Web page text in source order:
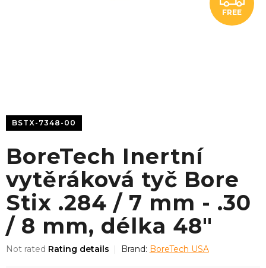
R
FREE
BoreTech Inertní
vytěráková tyč Bore
Stix .284 / 7 mm - .30
/ 8 mm, délka 48"
BSTX-7348-00
The
Not rated Rating details Brand: BoreTech USA